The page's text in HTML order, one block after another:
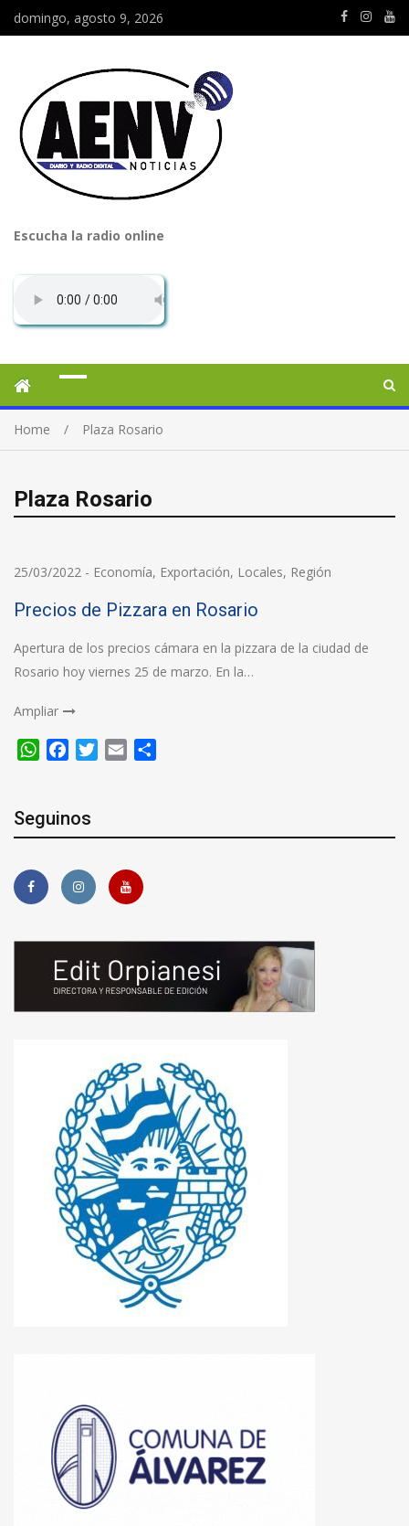
domingo, agosto 9, 2026
Escucha la radio online
Home Plaza Rosario
Plaza Rosario
25/03/2022 - Economía, Exportación, Locales, Región
Precios de Pizzara en Rosario
Apertura de los precios cámara en la pizzara de la ciudad de
Rosario hoy viernes 25 de marzo. En la…
Ampliar
WhatsApp
FacebookTwitter
Email
Seguinos